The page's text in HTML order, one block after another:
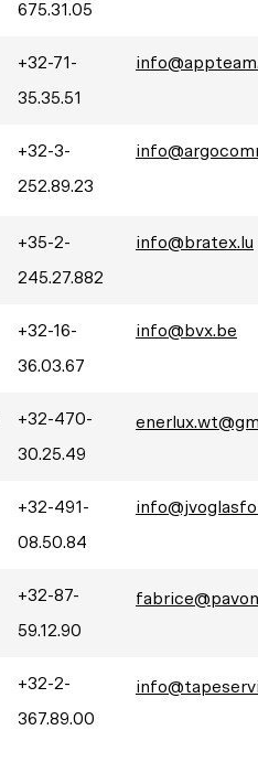
675.31.05
+32-71-
35.35.51
+32-3-
252.89.23
+35-2-
245.27.882
info@bratex.lu
+32-16-
36.03.67
info@bvx.be
+32-470-
30.25.49
+32-491-
08.50.84
+32-87-
59.12.90
+32-2-
367.89.00